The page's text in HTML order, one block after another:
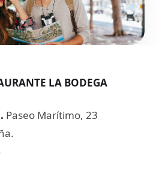
LA BODEGA
. Paseo Marítimo, 23